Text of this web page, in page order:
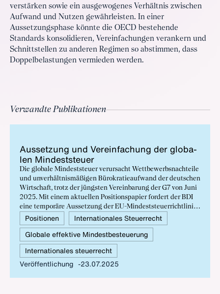
verstärken sowie ein ausgewogenes Verhältnis zwischen
Aufwand und Nutzen gewährleisten. In einer
Aussetzungsphase könnte die OECD bestehende
Standards konsolidieren, Vereinfachungen verankern und
Schnittstellen zu anderen Regimen so abstimmen, dass
Doppelbelastungen vermieden werden.
Verwandte Publikationen
Aus­set­zung und Ver­ein­fa­chung der glo­ba­
len Min­dest­steu­er
Die globale Mindeststeuer verursacht Wettbewerbsnachteile
und unverhältnismäßigen Bürokratieaufwand der deutschen
Wirtschaft, trotz der jüngsten Vereinbarung der G7 von Juni
2025. Mit einem aktuellen Positionspapier fordert der BDI
eine temporäre Aussetzung der EU-Mindeststeuerrichtlinie
sowie weitreichende Vereinfachungen, um den
unverhältnismäßigen Bürokratieaufwand und bestehende
Wettbewerbsnachteile der deutschen Wirtschaft zu
verhindern.
Positionen
Internationales Steuerrecht
Globale effektive Mindestbesteuerung
Internationales steuerrecht
Veröffentlichung
23.07.2025